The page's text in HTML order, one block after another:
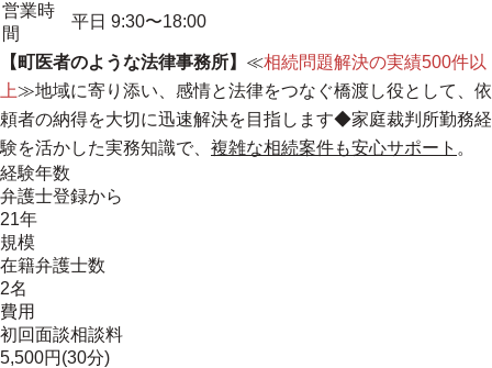
営業時
間
平日 9:30〜18:00
【町医者のような法律事務所】 ≪相続問題解決の実績500件以
上≫地域に寄り添い、感情と法律をつなぐ橋渡し役として、依
頼者の納得を大切に迅速解決を目指します◆家庭裁判所勤務経
験を活かした実務知識で、 複雑な相続案件も安心サポート 。
経験年数
弁護士登録から
21年
規模
在籍弁護士数
2名
費用
初回面談相談料
5,500円(30分)